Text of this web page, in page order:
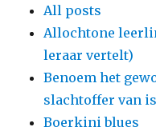
All posts
Allochtone
leraar vertelt)
Benoem het
slachtoffer van
Boerkini blues